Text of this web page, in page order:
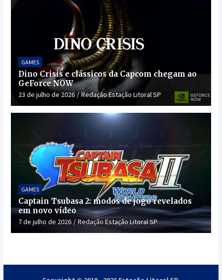
GAMES
Dino Crisis e clássicos da Capcom chegam ao
GeForce NOW
23 de julho de 2026 Redação Estação Litoral SP
GAMES
Captain Tsubasa 2: modos de jogo revelados
em novo vídeo
7 de julho de 2026 Redação Estação Litoral SP